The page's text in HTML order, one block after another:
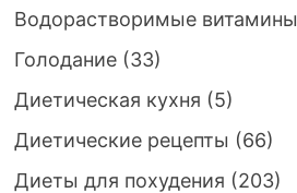
Водорастворимые витамины
Голодание(33)
Диетическая кухня (5)
Диетические рецепты (66)
Диеты для похудения (203)